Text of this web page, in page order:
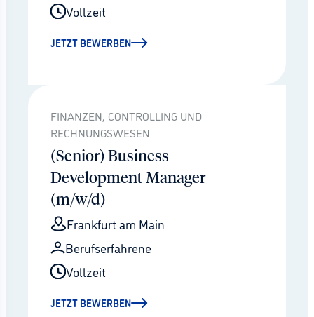
Vollzeit
JETZT BEWERBEN
FINANZEN, CONTROLLING UND
RECHNUNGSWESEN
(Senior) Business
Development Manager
(m/w/d)
Frankfurt am Main
Berufserfahrene
Vollzeit
JETZT BEWERBEN